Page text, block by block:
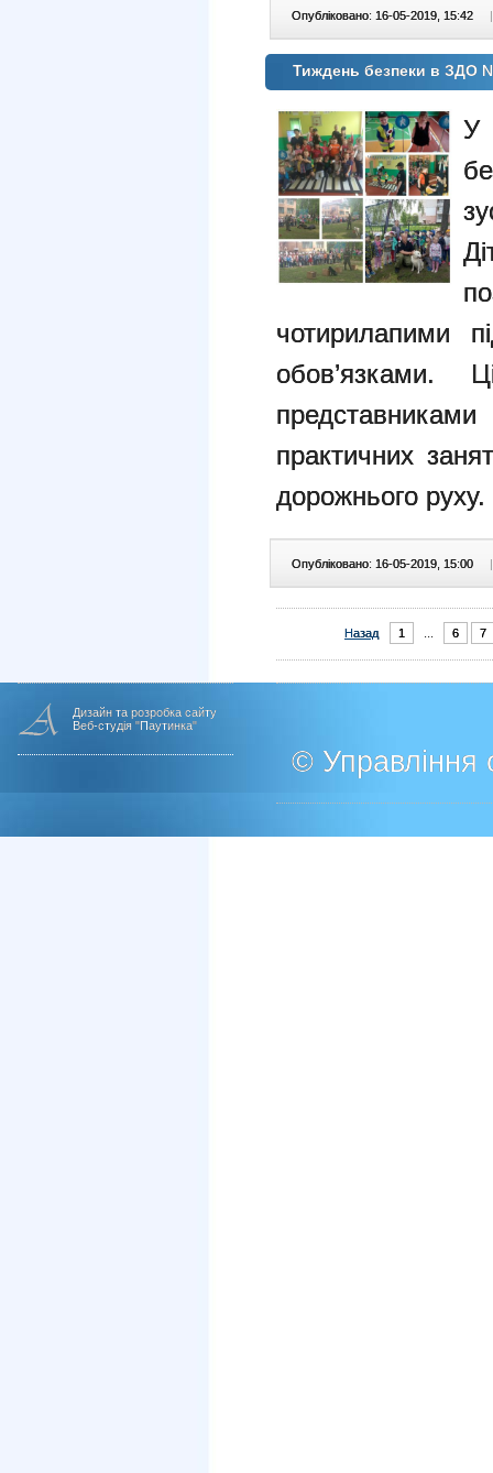
Опубліковано: 16-05-2019, 15:42 |
Тиждень безпеки в ЗДО
У
чотирилапими
обов’язками.
практичних
дорожнього руху.
Опубліковано: 16-05-2019, 15:00 |
Назад 1 6 7
Дизайн та розробка сайту
Веб-студія "Паутинка"
© Управління